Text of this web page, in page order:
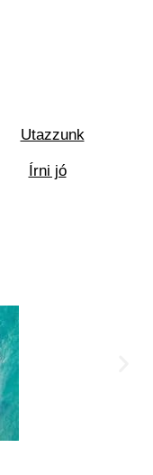
Utazzunk
Írni jó